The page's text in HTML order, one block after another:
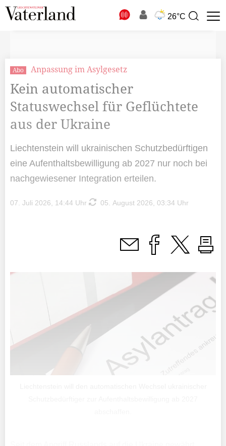
26°C
Suchbegriff
Abo Anpassung im Asylgesetz
Kein automatischer
Statuswechsel für Geflüchtete
aus der Ukraine
Liechtenstein will ukrainischen Schutzbedürftigen
eine Aufenthaltsbewilligung ab 2027 nur noch bei
nachgewiesener Integration erteilen.
07. Juli 2026, 14:44 Uhr 05. August 2026, 03:34 Uhr